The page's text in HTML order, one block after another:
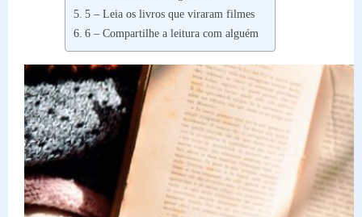
5 – Leia os livros que viraram filmes
6 – Compartilhe a leitura com alguém